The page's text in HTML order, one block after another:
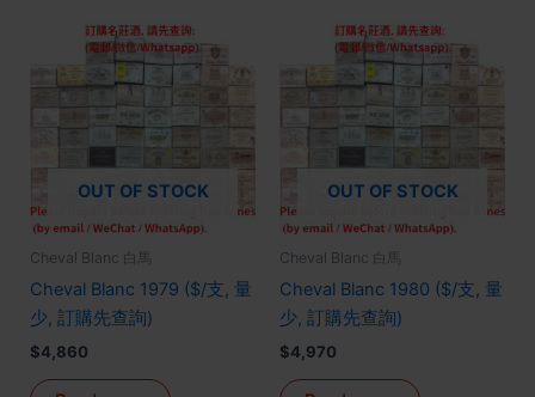
OUT OF STOCK
Cheval Blanc 白馬
Cheval Blanc 1979 ($/支, 量
少, 訂購先查詢)
$4,860
OUT OF STOCK
Cheval Blanc 白馬
Cheval Blanc 1980 ($/支, 量
少, 訂購先查詢)
$4,970